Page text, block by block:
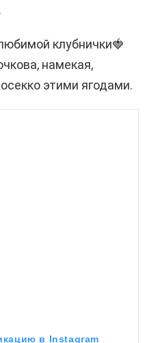
клубнички🍓
намекая,
этими ягодами.
в Instagram